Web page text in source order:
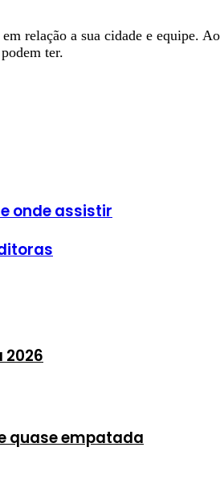
relação a sua cidade e equipe.
ter.
onde assistir
2026
quase empatada